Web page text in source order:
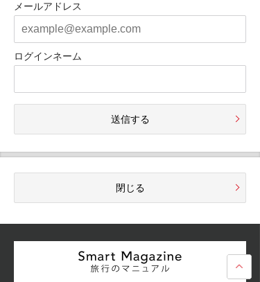
メールアドレス
ログインネーム
送信する
閉じる